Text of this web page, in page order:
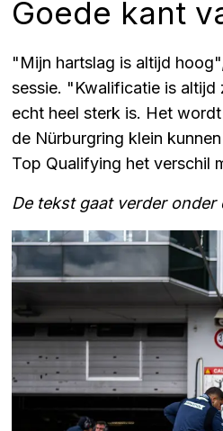
Goede kant
"Mijn hartslag is altijd
sessie. "Kwalificatie is altijd
echt heel sterk is. Het
de Nürburgring klein
Top Qualifying het verschil
De tekst gaat verder onder